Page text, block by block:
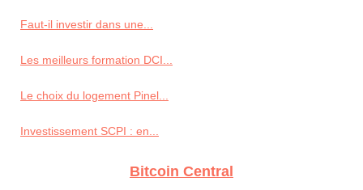
Faut-il investir dans une...
Les meilleurs formation DCI...
Le choix du logement Pinel...
Investissement SCPI : en...
Bitcoin Central